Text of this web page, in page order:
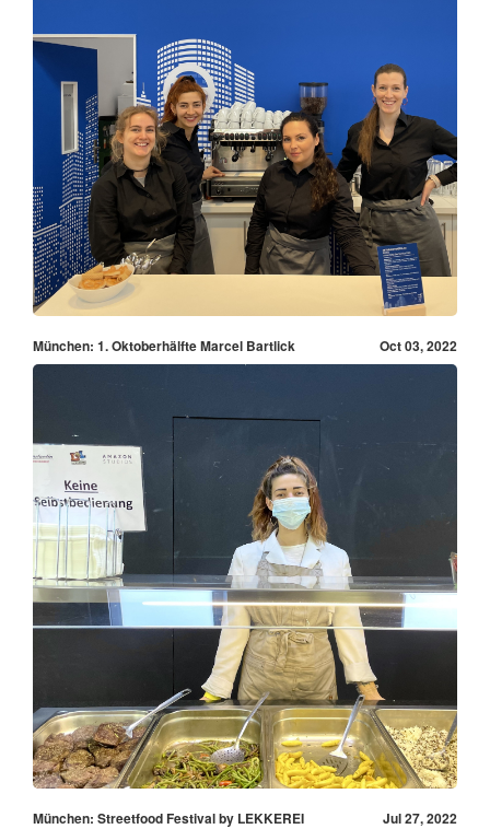
München: 1. Oktoberhälfte Marcel Bartlick Oct 03, 2022
München: Streetfood Festival by LEKKEREI Jul 27, 2022